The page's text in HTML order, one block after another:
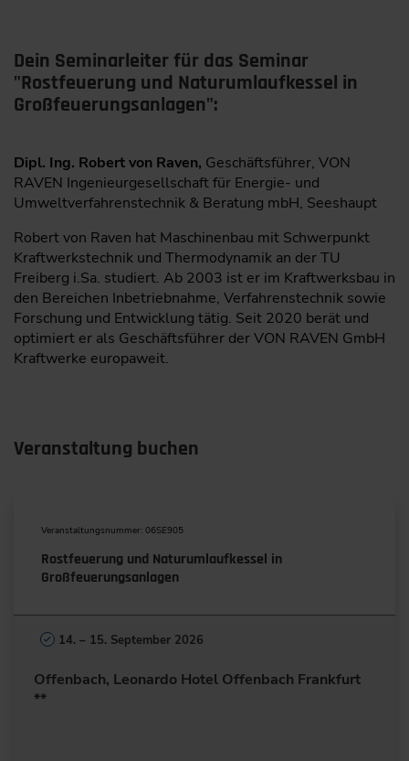
Dein Seminarleiter für das Seminar
"Rostfeuerung und Naturumlaufkessel in
Großfeuerungsanlagen":
Dipl. Ing. Robert von Raven, Geschäftsführer, VON
RAVEN Ingenieurgesellschaft für Energie- und
Umweltverfahrenstechnik & Beratung mbH, Seeshaupt
Robert von Raven hat Maschinenbau mit Schwerpunkt
Kraftwerkstechnik und Thermodynamik an der TU
Freiberg i.Sa. studiert. Ab 2003 ist er im Kraftwerksbau in
den Bereichen Inbetriebnahme, Verfahrenstechnik sowie
Forschung und Entwicklung tätig. Seit 2020 berät und
optimiert er als Geschäftsführer der VON RAVEN GmbH
Kraftwerke europaweit.
Veranstaltung buchen
Veranstaltungsnummer: 06SE905
Rostfeuerung und Naturumlaufkessel in
Großfeuerungsanlagen
14. – 15. September 2026
Offenbach, Leonardo Hotel Offenbach Frankfurt
**